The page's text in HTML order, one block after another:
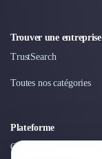
Trouver une entreprise
TrustSearch
Toutes nos catégories
Plateforme
Connexion